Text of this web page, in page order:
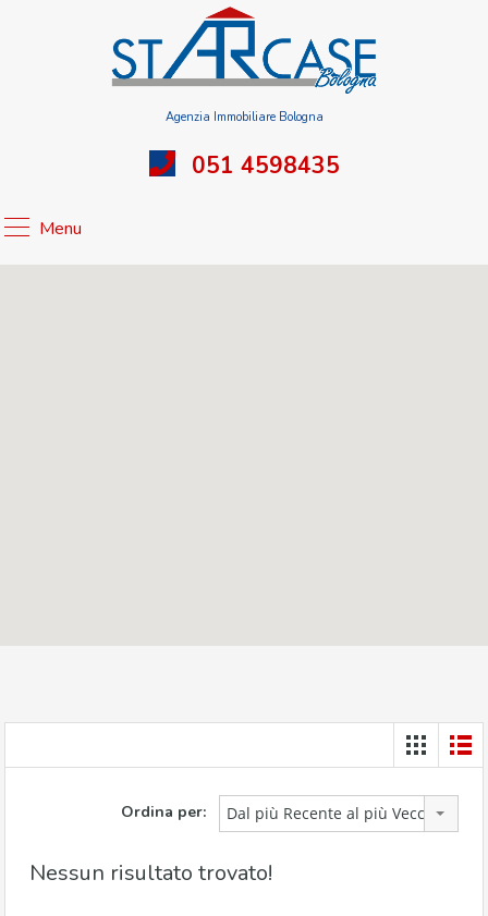
Agenzia Immobiliare Bologna
051 4598435
Menu
Ordina per: Dal più Recente al più Vecchio
Nessun risultato trovato!